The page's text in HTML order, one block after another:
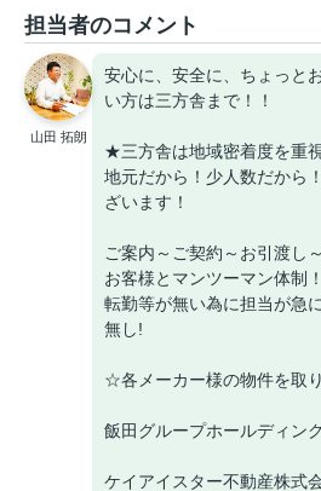
担当者のコメント
山田 拓朗
安心に、安全に、ちょっと
い方は三方舎まで！！
★三方舎は地域密着度を重
地元だから！少人数だから
ざいます！
ご案内～ご契約～お引渡し
お客様とマンツーマン体制！
転勤等が無い為に担当が急
無し!
☆各メーカー様の物件を取
飯田グループホールディン
ケイアイスター不動産株式